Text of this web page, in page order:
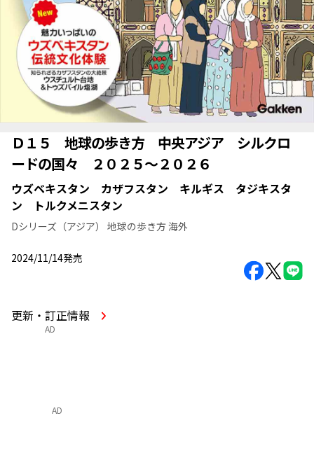
Ｄ１５ 地球の歩き方 中央アジア シルクロ
ードの国々 ２０２５～２０２６
ウズベキスタン カザフスタン キルギス タジキスタ
ン トルクメニスタン
Dシリーズ（アジア） 地球の歩き方 海外
2024/11/14発売
更新・訂正情報
AD
AD